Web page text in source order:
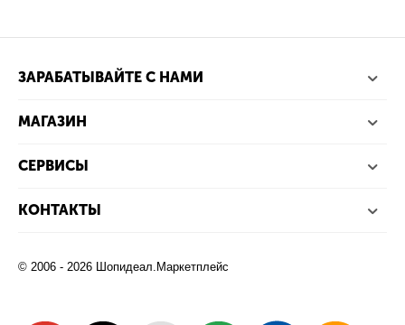
ЗАРАБАТЫВАЙТЕ С НАМИ
МАГАЗИН
СЕРВИСЫ
КОНТАКТЫ
© 2006 - 2026 Шопидеал.Маркетплейс